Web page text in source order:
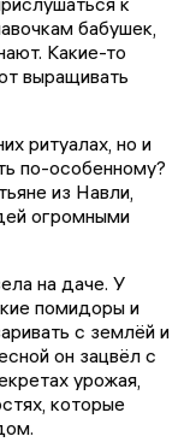
бабушек,
Какие-то
выращивать
ритуалах, но и
по-особенному?
из Навли,
огромными
на даче. У
помидоры и
с землёй и
он зацвёл с
урожая,
которые